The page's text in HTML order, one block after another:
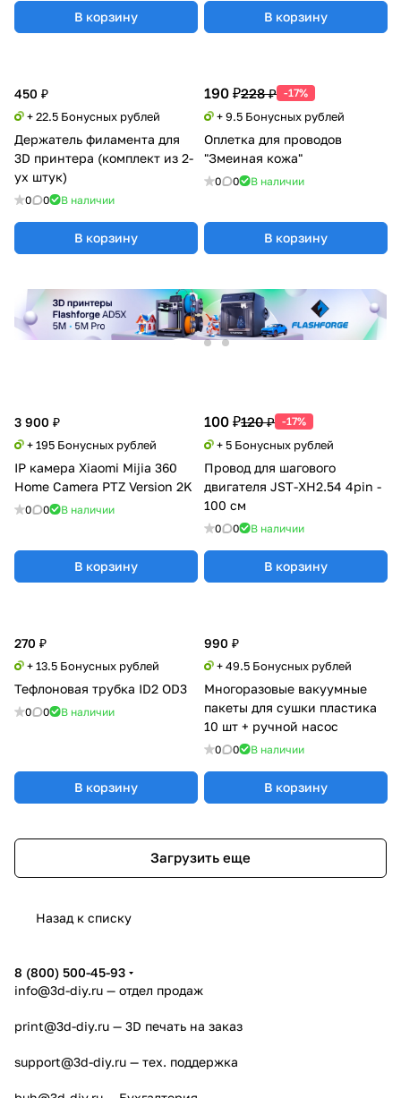
В корзину
450 ₽
+ 22.5 Бонусных рублей
Держатель филамента для
3D принтера (комплект из 2-
ух штук)
0 0 В наличии
В корзину
190 ₽228 ₽ -17%
+ 9.5 Бонусных рублей
Оплетка для проводов
"Змеиная кожа"
0 0 В наличии
В корзину
3 900 ₽
+ 195 Бонусных рублей
IP камера Xiaomi Mijia 360
Home Camera PTZ Version 2K
0 0 В наличии
В корзину
100 ₽120 ₽ -17%
+ 5 Бонусных рублей
Провод для шагового
двигателя JST-XH2.54 4pin -
100 см
0 0 В наличии
В корзину
В корзину
270 ₽
+ 13.5 Бонусных рублей
Тефлоновая трубка ID2 OD3
0 0 В наличии
В корзину
990 ₽
+ 49.5 Бонусных рублей
Многоразовые вакуумные
пакеты для сушки пластика
10 шт + ручной насос
0 0 В наличии
В корзину
Загрузить еще
Назад к списку
8 (800) 500-45-93
info@3d-diy.ru — отдел продаж
print@3d-diy.ru — 3D печать на заказ
support@3d-diy.ru — тех. поддержка